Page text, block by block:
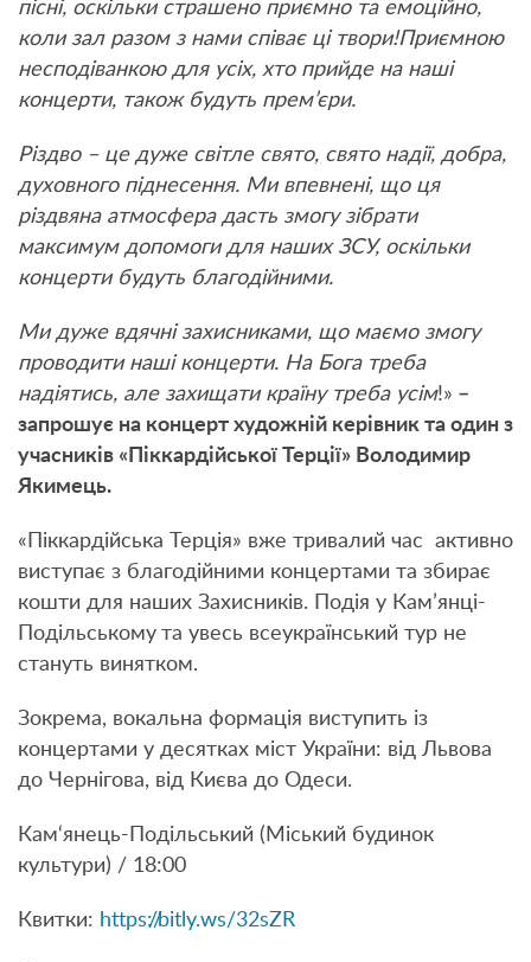
пісні, оскільки страшено приємно та емоційно,
коли зал разом з нами співає ці твори!Приємною
несподіванкою для усіх, хто прийде на наші
концерти, також будуть прем’єри.
Різдво – це дуже світле свято, свято надії, добра,
духовного піднесення. Ми впевнені, що ця
різдвяна атмосфера дасть змогу зібрати
максимум допомоги для наших ЗСУ, оскільки
концерти будуть благодійними.
Ми дуже вдячні захисниками, що маємо змогу
проводити наші концерти. На Бога треба
надіятись, але захищати країну треба усім!» –
запрошує на концерт художній керівник та один з
учасників «Піккардійської Терції» Володимир
Якимець.
«Піккардійська Терція» вже тривалий час активно
виступає з благодійними концертами та збирає
кошти для наших Захисників. Подія у Кам’янці-
Подільському та увесь всеукраїнський тур не
стануть винятком.
Зокрема, вокальна формація виступить із
концертами у десятках міст України: від Львова
до Чернігова, від Києва до Одеси.
Кам‘янець-Подільський (Міський будинок
культури) / 18:00
Квитки: https://bitly.ws/32sZR